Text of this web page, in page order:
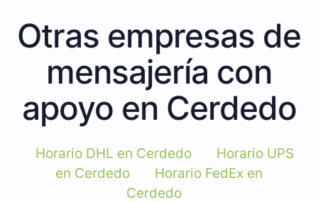
Otras empresas de
mensajería con
apoyo en Cerdedo
Horario DHL en Cerdedo
Horario UPS
en Cerdedo
Horario FedEx en
Cerdedo